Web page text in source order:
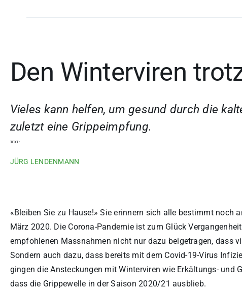
Den Winterviren
Vieles kann helfen, um gesund durch die
zuletzt eine Grippeimpfung.
TEXT:
JÜRG LENDENMANN
«Bleiben Sie zu Hause!» Sie erinnern sich alle bestimmt noch
März 2020. Die Corona-Pandemie ist zum Glück
empfohlenen Massnahmen nicht nur dazu beigetragen, dass
Sondern auch dazu, dass bereits mit dem Covid-19-Virus
gingen die Ansteckungen mit Winterviren wie Erkältungs- und
dass die Grippewelle in der Saison 2020/21 ausblieb.